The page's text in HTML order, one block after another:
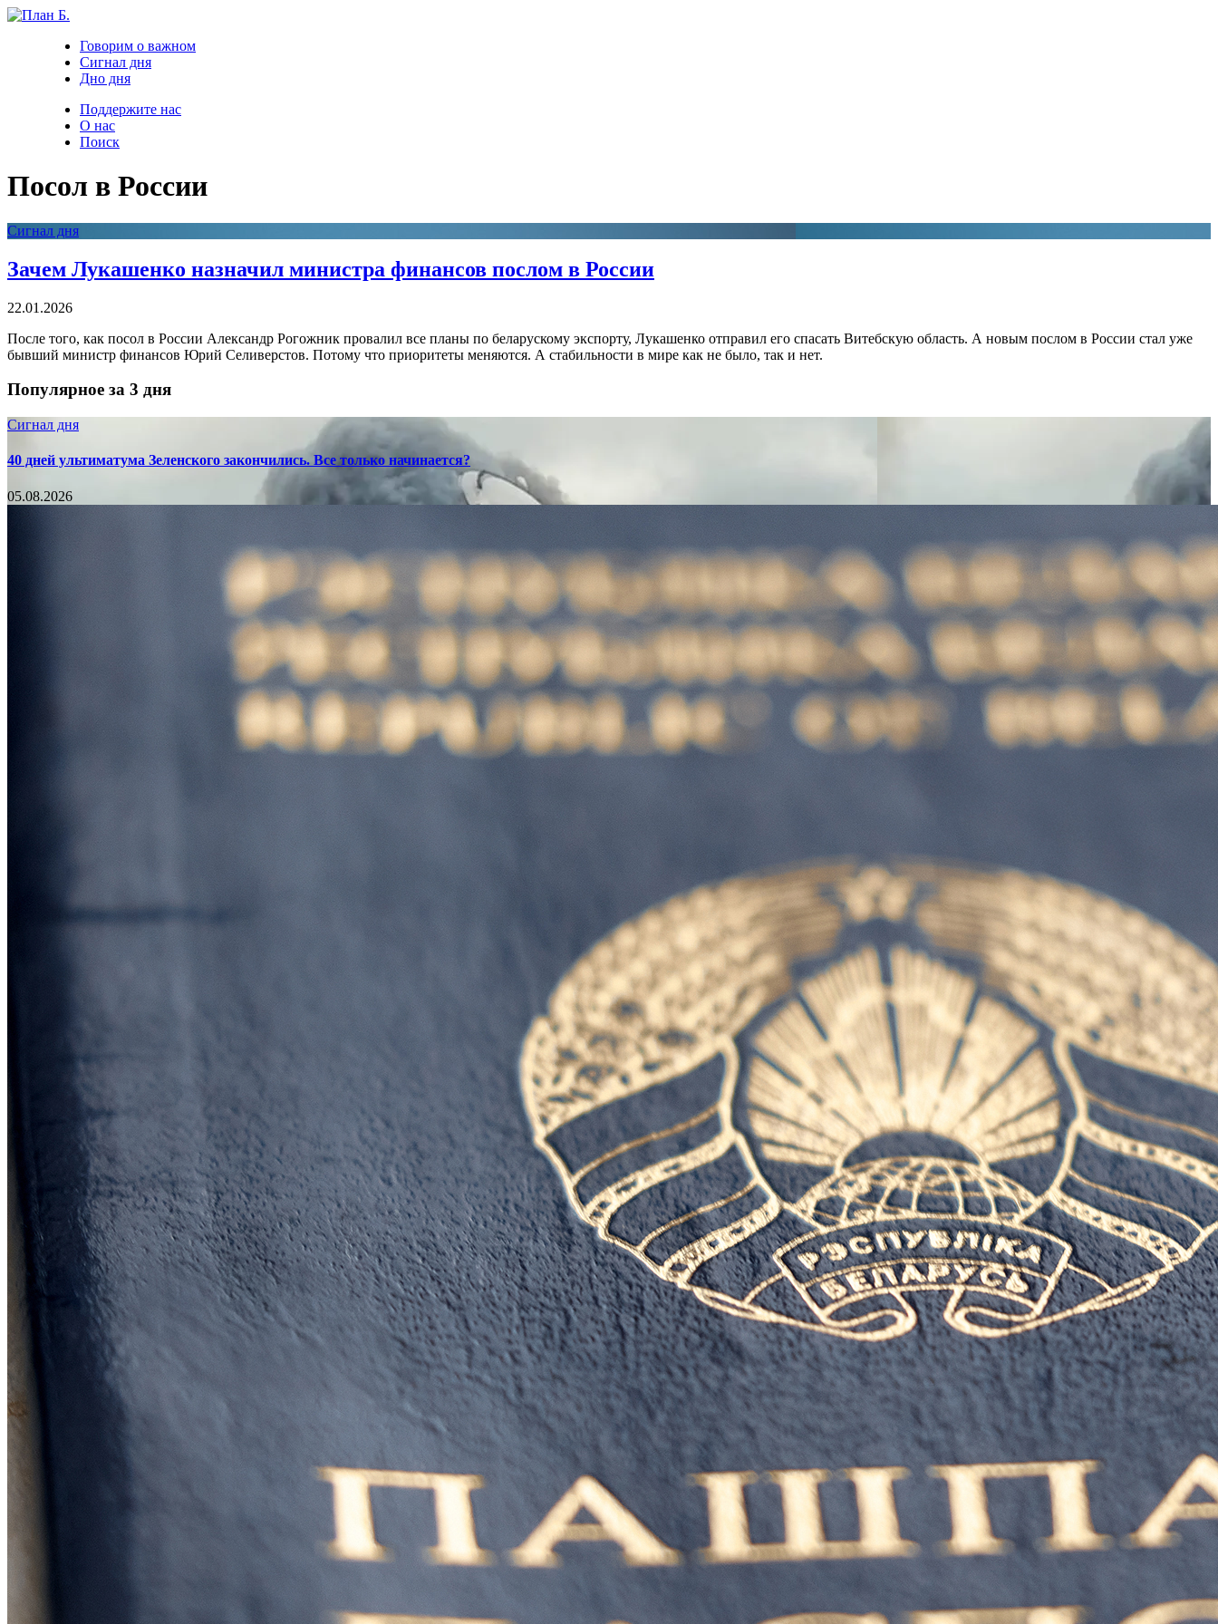
Говорим о важном
Сигнал дня
Дно дня
Поддержите нас
О нас
Поиск
Посол в России
Сигнал дня
Зачем Лукашенко назначил министра финансов послом в России
22.01.2026
После того, как посол в России Александр Рогожник провалил все планы по беларускому экспорту, Лукашенко отправил его спасать Витебскую область. А новым послом в России стал уже
бывший министр финансов Юрий Селиверстов. Потому что приоритеты меняются. А стабильности в мире как не было, так и нет.
Популярное за 3 дня
Сигнал дня
40 дней ультиматума Зеленского закончились. Все только начинается?
05.08.2026